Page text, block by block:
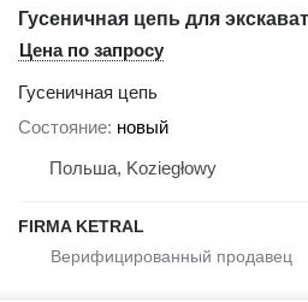
Гусеничная цепь для
Цена по запросу
Гусеничная цепь
Состояние новый
Польша, Koziegłowy
FIRMA KETRAL